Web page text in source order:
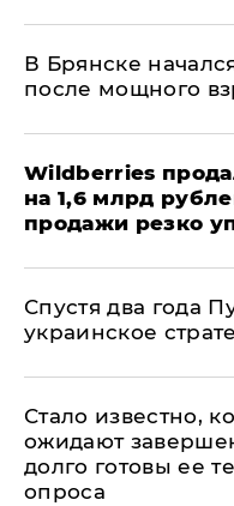
В Брянске
после мощного
​Wildberries
на 1,6 млрд
продажи резко
Спустя два года
украинское
Стало известно,
ожидают
долго готовы ее
опроса